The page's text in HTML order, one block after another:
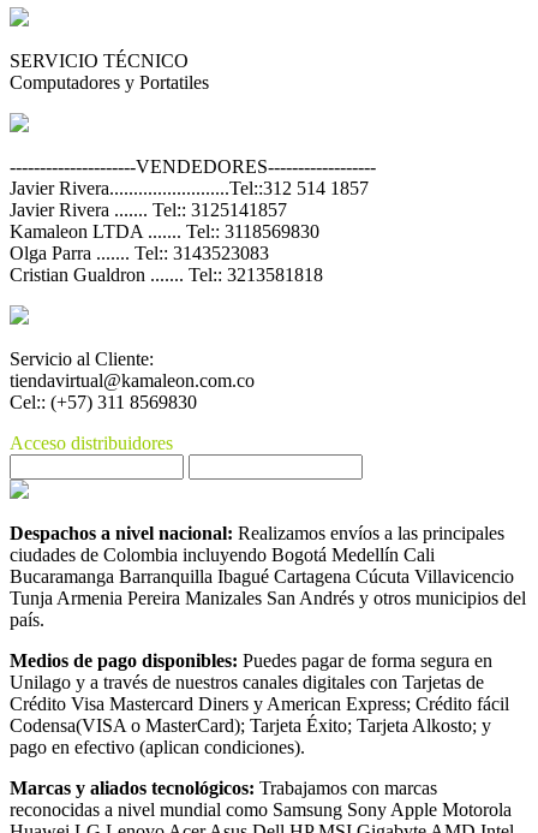
SERVICIO TÉCNICO
Computadores y Portatiles
---------------------VENDEDORES------------------
Javier Rivera.........................Tel::312 514 1857
Javier Rivera ....... Tel:: 3125141857
Kamaleon LTDA ....... Tel:: 3118569830
Olga Parra ....... Tel:: 3143523083
Cristian Gualdron ....... Tel:: 3213581818
Servicio al Cliente:
tiendavirtual@kamaleon.com.co
Cel:: (+57) 311 8569830
Acceso distribuidores
Despachos a nivel nacional: Realizamos envíos a las principales
ciudades de Colombia incluyendo Bogotá Medellín Cali
Bucaramanga Barranquilla Ibagué Cartagena Cúcuta Villavicencio
Tunja Armenia Pereira Manizales San Andrés y otros municipios del
país.
Medios de pago disponibles: Puedes pagar de forma segura en
Unilago y a través de nuestros canales digitales con Tarjetas de
Crédito Visa Mastercard Diners y American Express; Crédito fácil
Codensa(VISA o MasterCard); Tarjeta Éxito; Tarjeta Alkosto; y
pago en efectivo (aplican condiciones).
Marcas y aliados tecnológicos: Trabajamos con marcas
reconocidas a nivel mundial como Samsung Sony Apple Motorola